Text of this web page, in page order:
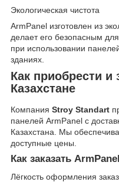
Экологическая чистота
ArmPanel изготовлен из
делает его безопасным
при использовании
зданиях.
Как приобрести и
Казахстане
Компания Stroy Standart
панелей ArmPanel с
Казахстана. Мы
доступные цены.
Как заказать
Лёгкость оформления